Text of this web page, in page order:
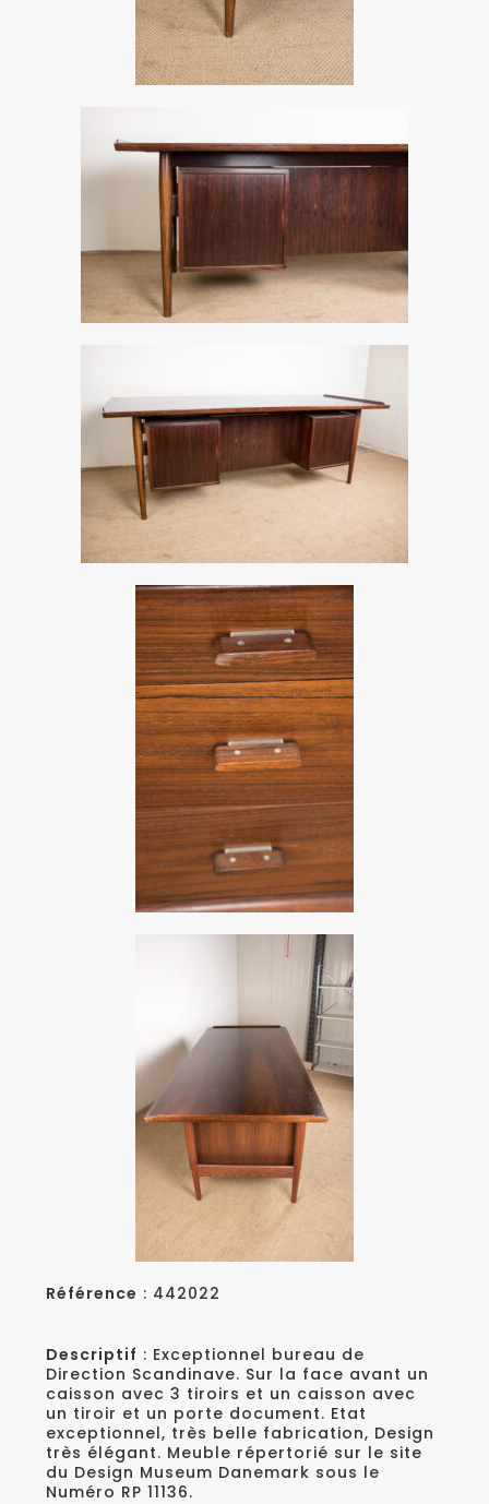
Référence : 442022
Descriptif : Exceptionnel bureau de
Direction Scandinave. Sur la face avant un
caisson avec 3 tiroirs et un caisson avec
un tiroir et un porte document. Etat
exceptionnel, très belle fabrication, Design
très élégant. Meuble répertorié sur le site
du Design Museum Danemark sous le
Numéro RP 11136.